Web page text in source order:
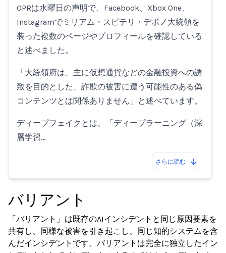
OPRは水曜日の声明で、Facebook、Xbox One、
Instagramでミリアム・スピテリ・デボノ大統領を
装った複数のページやプロフィールを確認している
と述べました。
「大統領府は、主に仮想通貨などの金融投資への誘
致を目的とした、詐欺の被害に遭う可能性のある偽
コンテンツとは関係ありません」と述べています。
ディープフェイクとは、「ディープラーニング（深
層学習…
さらに読む
バリアント
「バリアント」は既存のAIインシデントと同じ原因要素を
共有し、同様な被害を引き起こし、同じ知的システムを含
んだインシデントです。バリアントは完全に独立したイン